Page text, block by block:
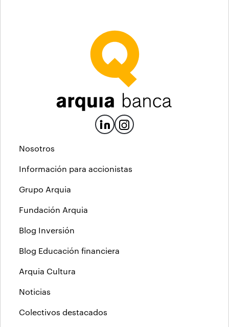
Nosotros
Información para accionistas
Grupo Arquia
Fundación Arquia
Blog Inversión
Blog Educación financiera
Arquia Cultura
Noticias
Colectivos destacados